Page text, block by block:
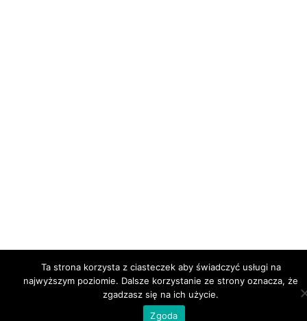
Ta strona korzysta z ciasteczek aby świadczyć usługi na
najwyższym poziomie. Dalsze korzystanie ze strony oznacza, że
zgadzasz się na ich użycie.
Zgoda